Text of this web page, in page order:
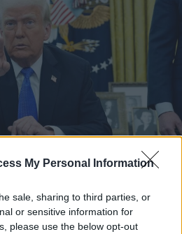
My Personal Information
sale, sharing to third parties, or
or sensitive information for
please use the below opt-out
e Apple, torna il caos
reazione delle varie